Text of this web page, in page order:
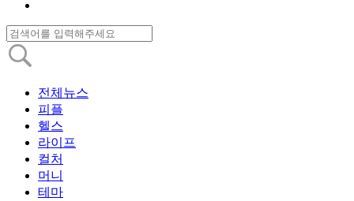
전체뉴스
피플
헬스
라이프
컬처
머니
테마